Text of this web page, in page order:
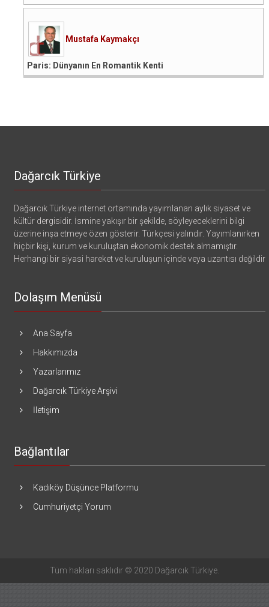
Mustafa Kaymakçı
Paris: Dünyanın En Romantik Kenti
Dağarcık Türkiye
Dağarcık Türkiye internet ortamında yayımlanan aylık siyaset ve
kültür dergisidir. İsmine yakışır bir şekilde, söyleyeceklerini bilgi
üzerine inşa etmeye özen gösterir. Türkçesi yalındır. Yayımlanırken
hiçbir kişi, kurum ve kuruluştan ekonomik destek almamıştır.
Herhangi bir siyasi hareket ve kuruluşun içinde veya uzantısı değildir
Dolaşım Menüsü
Ana Sayfa
Hakkımızda
Yazarlarımız
Dağarcık Türkiye Arşivi
İletişim
Bağlantılar
Kadıköy Düşünce Platformu
Cumhuriyetçi Yorum
Tüm hakları saklıdır © 2020 Dağarcık Türkiye.